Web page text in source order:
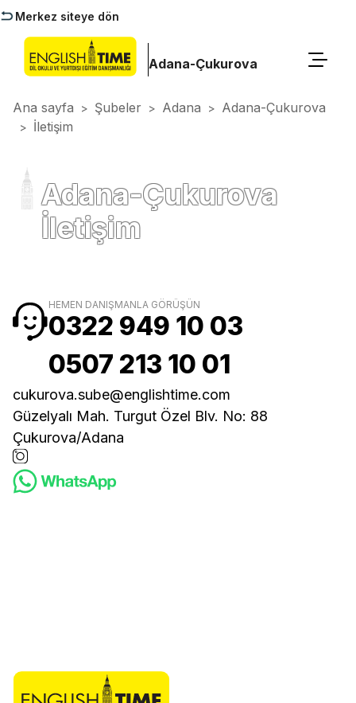
Merkez siteye dön
Adana-Çukurova
Ana sayfa > Şubeler > Adana > Adana-Çukurova
> İletişim
Adana-Çukurova
İletişim
HEMEN DANIŞMANLA GÖRÜŞÜN
0322 949 10 03
0507 213 10 01
cukurova.sube@englishtime.com
Güzelyalı Mah. Turgut Özel Blv. No: 88
Çukurova/Adana